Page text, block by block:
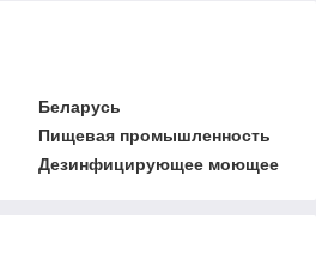
Беларусь
Пищевая промышленность
Дезинфицирующее моющее